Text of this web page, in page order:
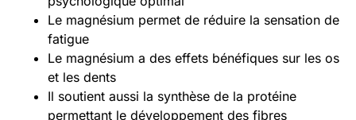
Le magnésium permet de réduire la sensation de
fatigue
Le magnésium a des effets bénéfiques sur les os
et les dents
Il soutient aussi la synthèse de la protéine
permettant le développement des fibres